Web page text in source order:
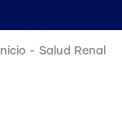
Inicio - Salud Renal